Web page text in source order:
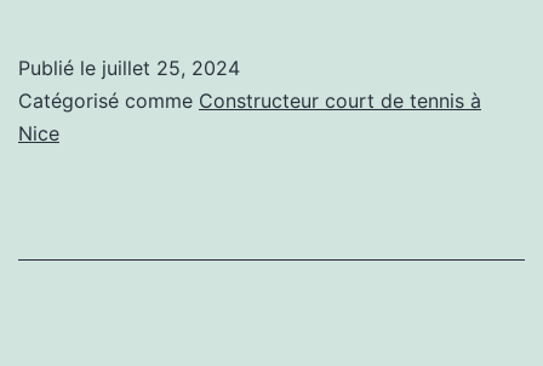
Constructeur
Court
Publié le juillet 25, 2024
Catégorisé comme Constructeur court de tennis à
Nice